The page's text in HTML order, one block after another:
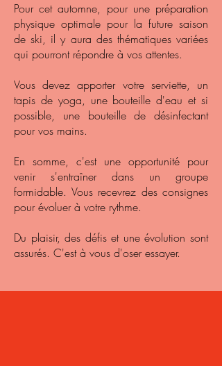
Pour cet automne, pour une préparation
physique optimale pour la future saison
de ski, il y aura des thématiques variées
qui pourront répondre à vos attentes.
Vous devez apporter votre serviette, un
tapis de yoga, une bouteille d'eau et si
possible, une bouteille de désinfectant
pour vos mains.
En somme, c'est une opportunité pour
venir s'entraîner dans un groupe
formidable. Vous recevrez des consignes
pour évoluer à votre rythme.
Du plaisir, des défis et une évolution sont
assurés. C'est à vous d'oser essayer.